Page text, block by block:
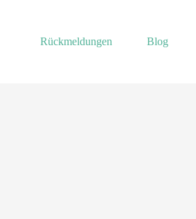
Rückmeldungen Blog